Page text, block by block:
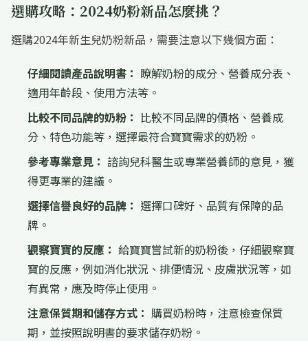
選購攻略：2024奶粉新品怎麼挑？
選購2024年新生兒奶粉新品，需要注意以下幾個方面：
仔細閱讀產品說明書： 瞭解奶粉的成分、營養成分表、
適用年齡段、使用方法等。
比較不同品牌的奶粉： 比較不同品牌的價格、營養成
分、特色功能等，選擇最符合寶寶需求的奶粉。
參考專業意見： 諮詢兒科醫生或專業營養師的意見，獲
得更專業的建議。
選擇信譽良好的品牌： 選擇口碑好、品質有保障的品
牌。
觀察寶寶的反應： 給寶寶嘗試新的奶粉後，仔細觀察寶
寶的反應，例如消化狀況、排便情況、皮膚狀況等，如
有異常，應及時停止使用。
注意保質期和儲存方式： 購買奶粉時，注意檢查保質
期，並按照說明書的要求儲存奶粉。